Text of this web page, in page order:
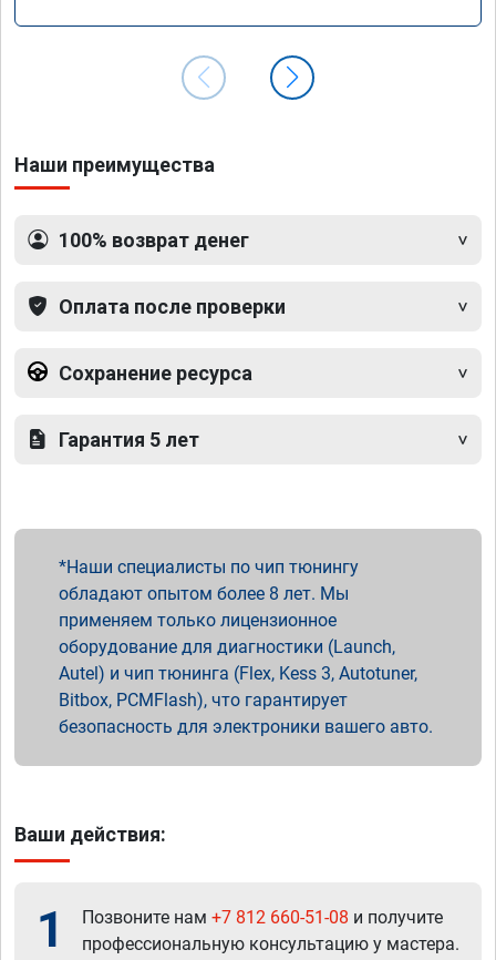
Наши преимущества
100% возврат денег
Оплата после проверки
Сохранение ресурса
Гарантия 5 лет
Наши специалисты по чип тюнингу
обладают опытом более 8 лет. Мы
применяем только лицензионное
оборудование для диагностики (Launch,
Autel) и чип тюнинга (Flex, Kess 3, Autotuner,
Bitbox, PCMFlash), что гарантирует
безопасность для электроники вашего авто.
Ваши действия:
1 Позвоните нам +7 812 660-51-08 и получите
профессиональную консультацию у мастера.